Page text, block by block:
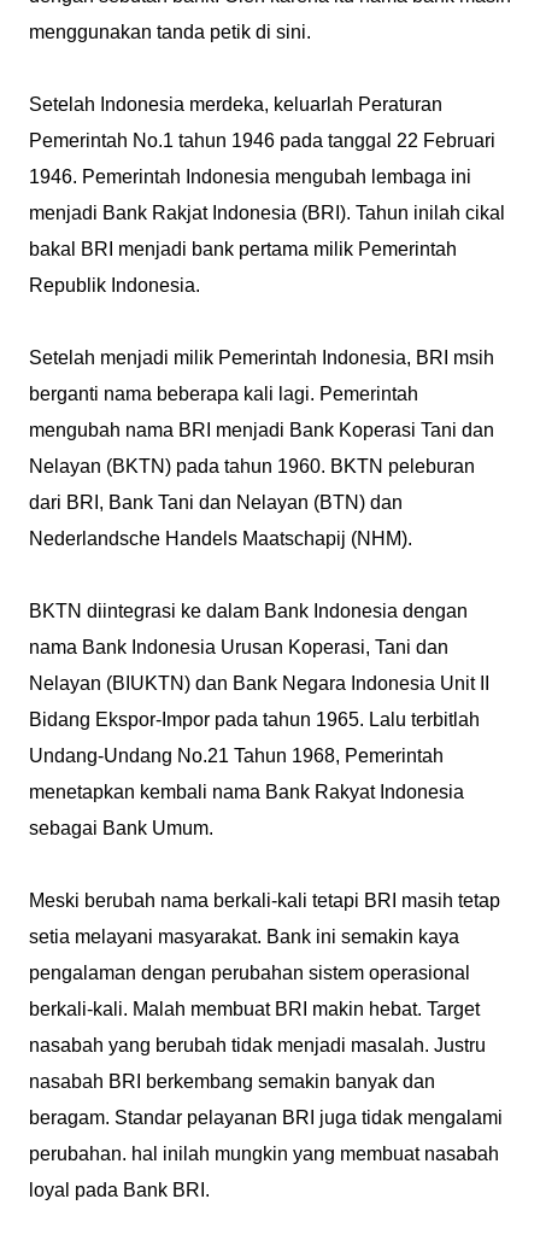
menggunakan tanda petik di sini.
Setelah Indonesia merdeka, keluarlah Peraturan
Pemerintah No.1 tahun 1946 pada tanggal 22 Februari
1946. Pemerintah Indonesia mengubah lembaga ini
menjadi Bank Rakjat Indonesia (BRI). Tahun inilah cikal
bakal BRI menjadi bank pertama milik Pemerintah
Republik Indonesia.
Setelah menjadi milik Pemerintah Indonesia, BRI msih
berganti nama beberapa kali lagi. Pemerintah
mengubah nama BRI menjadi Bank Koperasi Tani dan
Nelayan (BKTN) pada tahun 1960. BKTN peleburan
dari BRI, Bank Tani dan Nelayan (BTN) dan
Nederlandsche Handels Maatschapij (NHM).
BKTN diintegrasi ke dalam Bank Indonesia dengan
nama Bank Indonesia Urusan Koperasi, Tani dan
Nelayan (BIUKTN) dan Bank Negara Indonesia Unit II
Bidang Ekspor-Impor pada tahun 1965. Lalu terbitlah
Undang-Undang No.21 Tahun 1968, Pemerintah
menetapkan kembali nama Bank Rakyat Indonesia
sebagai Bank Umum.
Meski berubah nama berkali-kali tetapi BRI masih tetap
setia melayani masyarakat. Bank ini semakin kaya
pengalaman dengan perubahan sistem operasional
berkali-kali. Malah membuat BRI makin hebat. Target
nasabah yang berubah tidak menjadi masalah. Justru
nasabah BRI berkembang semakin banyak dan
beragam. Standar pelayanan BRI juga tidak mengalami
perubahan. hal inilah mungkin yang membuat nasabah
loyal pada Bank BRI.